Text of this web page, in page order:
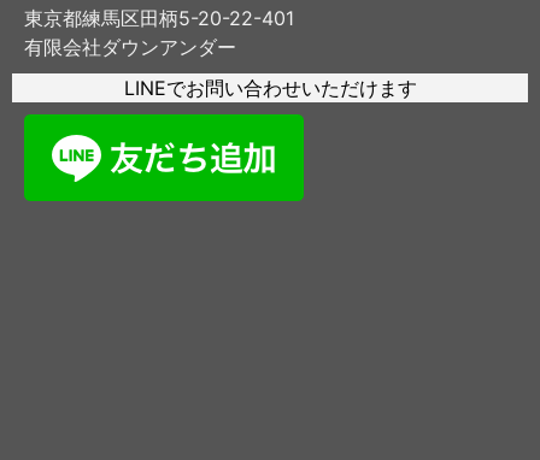
東京都練馬区田柄5-20-22-401
有限会社ダウンアンダー
LINEでお問い合わせいただけます